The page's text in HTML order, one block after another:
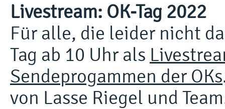
Livestream: OK-Tag 2022
Für alle, die leider nicht
Tag ab 10 Uhr als
Sendeprogammen der OKs
von Lasse Riegel und